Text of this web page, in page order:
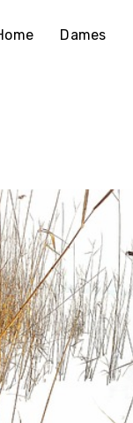
Dames